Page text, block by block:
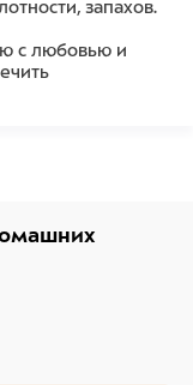
запахов.
с любовью и